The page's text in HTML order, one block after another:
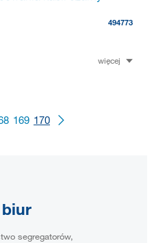
494773
więcej
169 170
segregatorów,